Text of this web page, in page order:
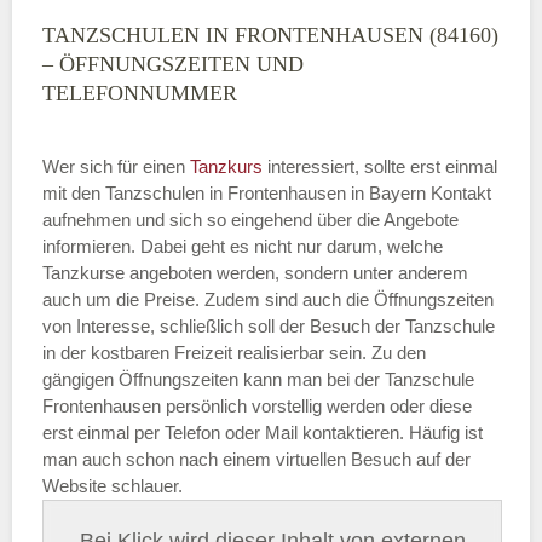
TANZSCHULEN IN FRONTENHAUSEN (84160)
– ÖFFNUNGSZEITEN UND
TELEFONNUMMER
Wer sich für einen Tanzkurs interessiert, sollte erst einmal
mit den Tanzschulen in Frontenhausen in Bayern Kontakt
aufnehmen und sich so eingehend über die Angebote
informieren. Dabei geht es nicht nur darum, welche
Tanzkurse angeboten werden, sondern unter anderem
auch um die Preise. Zudem sind auch die Öffnungszeiten
von Interesse, schließlich soll der Besuch der Tanzschule
in der kostbaren Freizeit realisierbar sein. Zu den
gängigen Öffnungszeiten kann man bei der Tanzschule
Frontenhausen persönlich vorstellig werden oder diese
erst einmal per Telefon oder Mail kontaktieren. Häufig ist
man auch schon nach einem virtuellen Besuch auf der
Website schlauer.